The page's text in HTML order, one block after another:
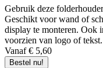
Gebruik deze
Geschikt voor wand of
display te monteren. Ook
voorzien van logo of tekst.
Vanaf € 5,60
Bestel nu!